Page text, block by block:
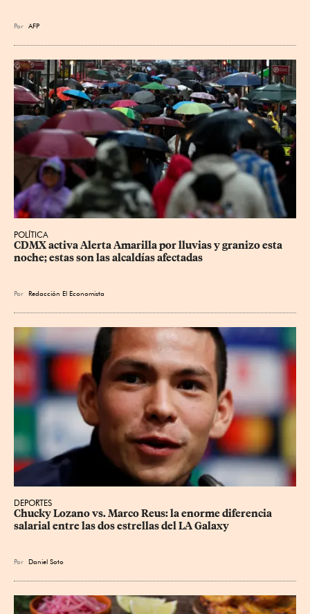
Por AFP
POLÍTICA
CDMX activa Alerta Amarilla por lluvias y granizo esta
noche; estas son las alcaldías afectadas
Por Redacción El Economista
DEPORTES
Chucky Lozano vs. Marco Reus: la enorme diferencia
salarial entre las dos estrellas del LA Galaxy
Por Daniel Soto